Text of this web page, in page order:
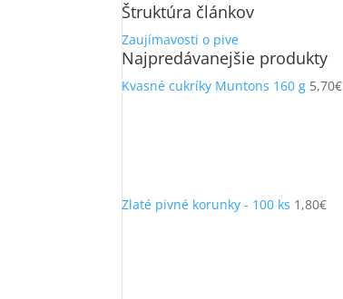
Štruktúra článkov
Zaujímavosti o pive
Najpredávanejšie produkty
Kvasné cukríky Muntons 160 g 5,70€
Zlaté pivné korunky - 100 ks 1,80€